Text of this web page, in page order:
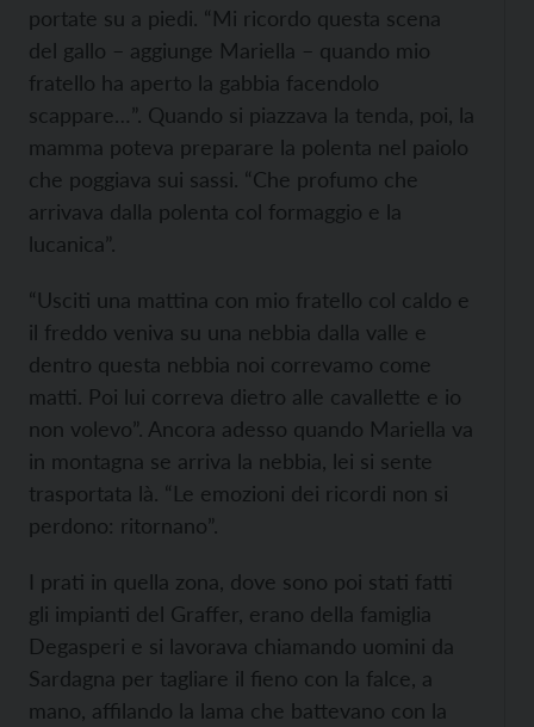
portate su a piedi. “Mi ricordo questa scena
del gallo – aggiunge Mariella – quando mio
fratello ha aperto la gabbia facendolo
scappare…”. Quando si piazzava la tenda, poi, la
mamma poteva preparare la polenta nel paiolo
che poggiava sui sassi. “Che profumo che
arrivava dalla polenta col formaggio e la
lucanica”.
“Usciti una mattina con mio fratello col caldo e
il freddo veniva su una nebbia dalla valle e
dentro questa nebbia noi correvamo come
matti. Poi lui correva dietro alle cavallette e io
non volevo”. Ancora adesso quando Mariella va
in montagna se arriva la nebbia, lei si sente
trasportata là. “Le emozioni dei ricordi non si
perdono: ritornano”.
I prati in quella zona, dove sono poi stati fatti
gli impianti del Graffer, erano della famiglia
Degasperi e si lavorava chiamando uomini da
Sardagna per tagliare il fieno con la falce, a
mano, affilando la lama che battevano con la